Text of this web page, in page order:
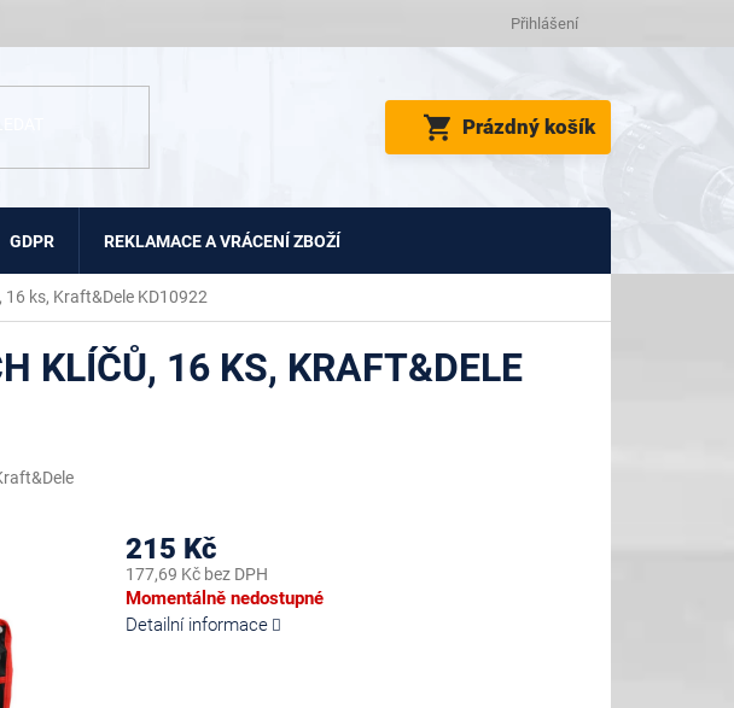
Přihlášení
NÁKUPNÍ
KOŠÍK
Prázdný košík
GDPR REKLAMACE A VRÁCENÍ ZBOŽÍ
ks, Kraft&Dele KD10922
KLÍČŮ, 16 KS, KRAFT&DELE
215 Kč
177,69 Kč bez DPH
Měrná
cena:
Momentálně nedostupné
Detailní informace